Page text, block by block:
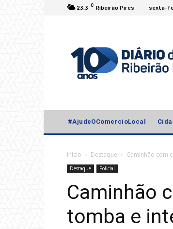
23.3 C Ribeirão Pires sexta-
#AjudeOComercioLocal
Início Destaque Caminhão com
Destaque Policial
Caminhão
tomba e